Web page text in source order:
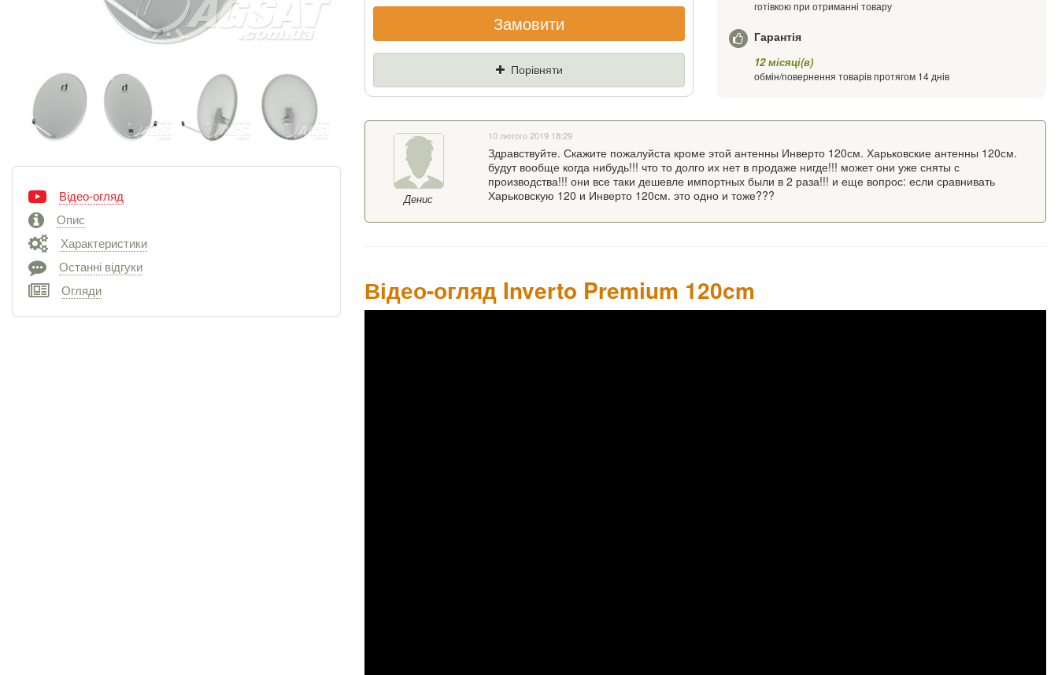
Відео-огляд
Опис
Характеристики
Останні відгуки
Огляди
Якщо Ви знайдете товар дешевше - ми
знизимо ціну і подаруємо % від різниці
Ціна
Ваш телефон
Де знайшли (Url
Замовити
Порівняти
готівкою при отриманні товару
Гарантія
12 місяці(в)
обмін/повернення товарів протягом 14 днів
Денис
10 лютого 2019 18:29
Здравствуйте. Скажите пожалуйста кроме этой антенны Инверто 120см. Харьковские антенны 120см.
будут вообще когда нибудь!!! что то долго их нет в продаже нигде!!! может они уже сняты с
производства!!! они все таки дешевле импортных были в 2 раза!!! и еще вопрос: если сравнивать
Харьковскую 120 и Инверто 120см. это одно и тоже???
Відео-огляд Inverto Premium 120cm